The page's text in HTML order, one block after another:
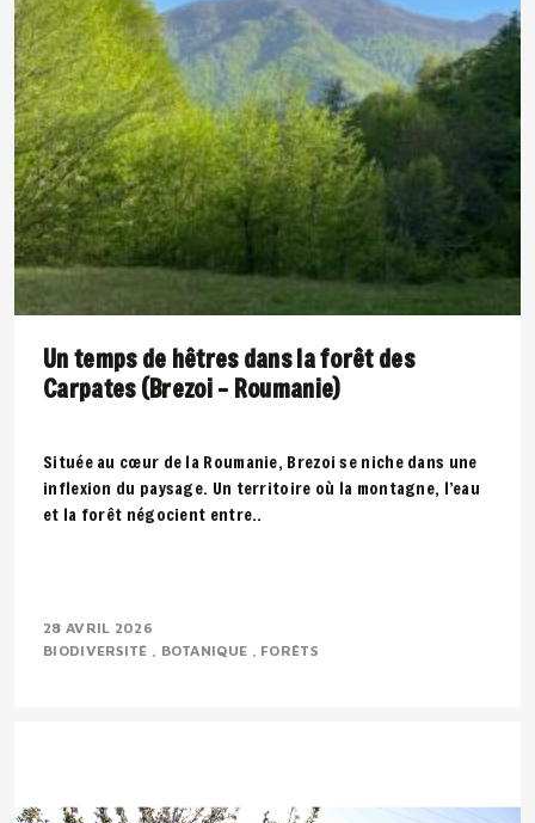
Un temps de hêtres dans la forêt des
Carpates (Brezoi – Roumanie)
Située au cœur de la Roumanie, Brezoi se niche dans une
inflexion du paysage. Un territoire où la montagne, l’eau
et la forêt négocient entre..
28 AVRIL 2026
BIODIVERSITÉ
BOTANIQUE FORÊTS